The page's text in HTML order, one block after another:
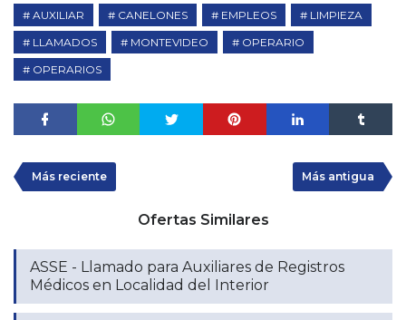
AUXILIAR CANELONES EMPLEOS
LIMPIEZA
LLAMADOS
MONTEVIDEO
OPERARIO
OPERARIOS
Más reciente Más antigua
Ofertas Similares
ASSE - Llamado para Auxiliares de Registros
Médicos en Localidad del Interior